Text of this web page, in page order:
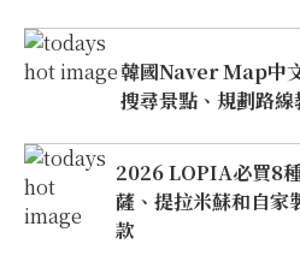
韓國Naver Map中
搜尋景點、規劃路
2026 LOPIA必買8
薩、提拉米蘇和自家
款